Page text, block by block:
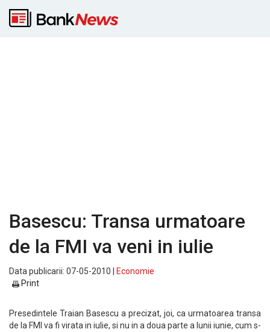
Basescu: Transa urmatoare
de la FMI va veni in iulie
Data publicarii: 07-05-2010 |
Economie
Print
Presedintele Traian Basescu a precizat, joi, ca urmatoarea transa
de la FMI va fi virata in iulie, si nu in a doua parte a lunii iunie, cum s-